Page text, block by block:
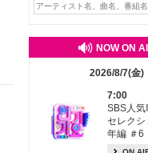
NOW ON
2026/8/7(金)
7:00
SBS人気
セレクシ
年編 ＃6